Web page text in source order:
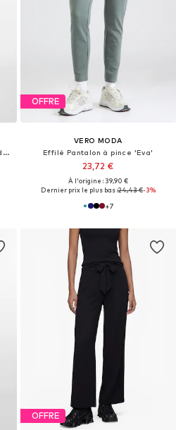
Wide Leg Pantalon à pince 'VMSydney'
OFFRE
VERO MODA
Effilé Pantalon à pince 'Eva'
23,72 €
À l'origine : 39,90 €
Dernier prix le plus bas :24,43 €-3%
+7
OFFRE